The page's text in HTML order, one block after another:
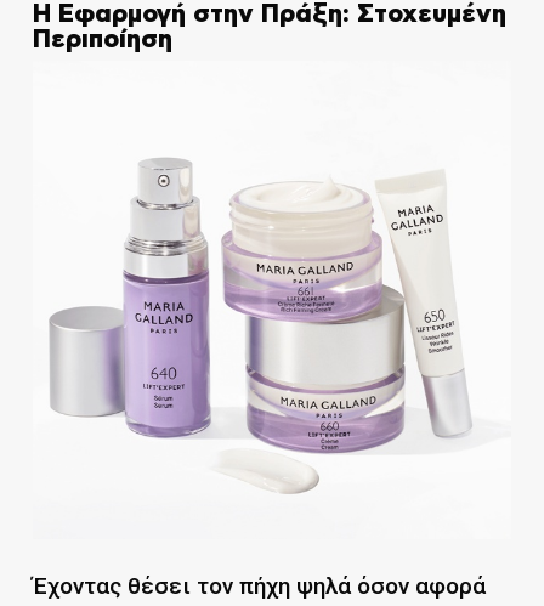
Η Εφαρμογή στην Πράξη: Στοχευμένη
Περιποίηση
Έχοντας θέσει τον πήχη ψηλά όσον αφορά